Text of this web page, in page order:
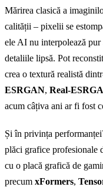
Mărirea clasică a
calității – pixelii se
ele AI nu interpolează
detaliile lipsă. Pot
crea o textură realistă
ESRGAN, Real-
acum câțiva ani ar fi fost
Și în privința
plăci grafice profesionale
cu o placă grafică de
precum xFormers,